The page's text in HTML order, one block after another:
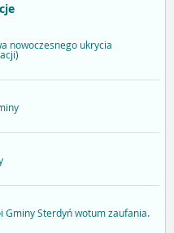
nowoczesnego ukrycia
Gminy Sterdyń wotum zaufania.